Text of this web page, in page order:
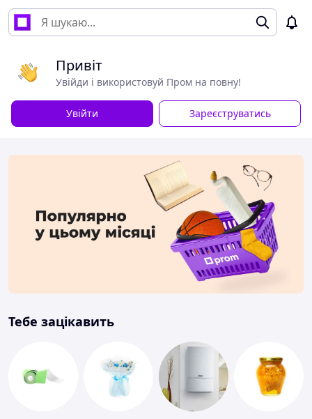
Привіт
Увійди і використовуй Пром на повну!
Увійти Зареєструватись
Тебе зацікавить